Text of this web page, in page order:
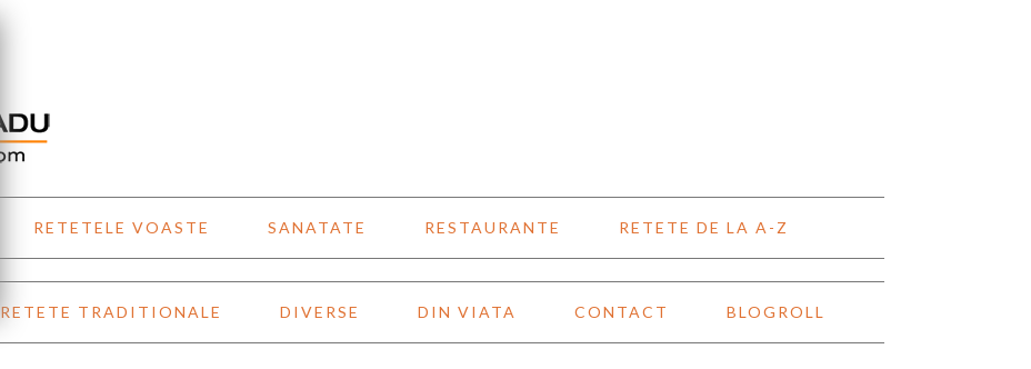
RETETELE VOASTE SANATATE RESTAURANTE RETETE DE LA A-Z
RETETE TRADITIONALE DIVERSE DIN VIATA CONTACT BLOGROLL